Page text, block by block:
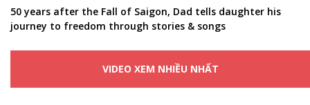
50 years after the Fall of Saigon, Dad tells daughter his
journey to freedom through stories & songs
VIDEO XEM NHIỀU NHẤT